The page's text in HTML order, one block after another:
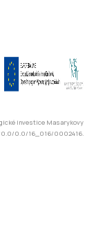
investice Masarykovy
0.0/0.0/16_016/0002416.